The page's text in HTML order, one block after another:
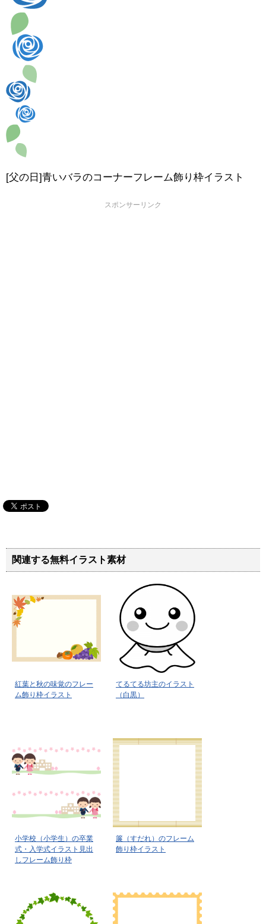
[父の日]青いバラのコーナーフレーム飾り枠イラスト
スポンサーリンク
関連する無料イラスト素材
紅葉と秋の味覚のフレー
ム飾り枠イラスト
てるてる坊主のイラスト
（白黒）
小学校（小学生）の卒業
式・入学式イラスト見出
しフレーム飾り枠
簾（すだれ）のフレーム
飾り枠イラスト